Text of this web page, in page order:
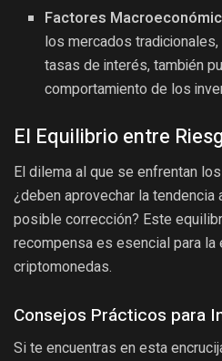
Factores
los mercados
tasas de interés, también
comportamiento de los
El Equilibrio entre
El dilema al que se enfrentan
¿deben aprovechar la tendencia
posible corrección? Este
recompensa es esencial para
criptomonedas.
Consejos Prácticos para
Si te encuentras en esta